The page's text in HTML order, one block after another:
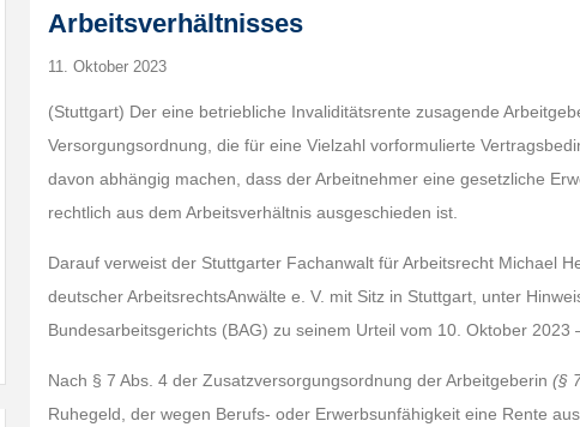
Arbeitsverhältnisses
11. Oktober 2023
(Stuttgart) Der eine betriebliche Invaliditätsrente zusagende
Versorgungsordnung, die für eine Vielzahl vorformulierte
davon abhängig machen, dass der Arbeitnehmer eine gesetzliche
rechtlich aus dem Arbeitsverhältnis ausgeschieden ist.
Darauf verweist der Stuttgarter Fachanwalt für Arbeitsrecht Michael
deutscher ArbeitsrechtsAnwälte e. V. mit Sitz in Stuttgart, unter
Bundesarbeitsgerichts (BAG) zu seinem Urteil vom 10. Oktober 2023
Nach § 7 Abs. 4 der Zusatzversorgungsordnung der Arbeitgeberin(§
Ruhegeld, der wegen Berufs- oder Erwerbsunfähigkeit eine Rente